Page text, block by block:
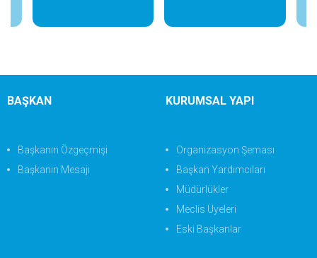
BAŞKAN
Başkanın Özgeçmişi
Başkanın Mesajı
KURUMSAL YAPI
Organizasyon Şeması
Başkan Yardımcıları
Müdürlükler
Meclis Üyeleri
Eski Başkanlar